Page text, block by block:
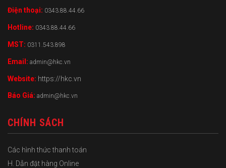
Điện thoại: 0343.88.44.66
Hotline: 0343.88.44.66
MST: 0311.543.898
Email: admin@hkc.vn
Website: https://hkc.vn
Báo Giá: admin@hkc.vn
CHÍNH SÁCH
Các hình thức thanh toán
H. Dẫn đặt hàng Online